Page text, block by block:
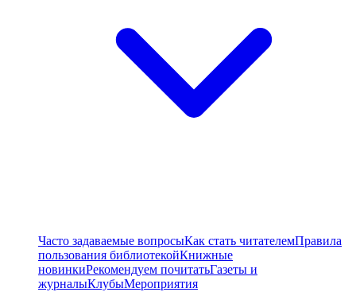
Часто задаваемые вопросыКак стать читателемПравила
пользования библиотекойКнижные
новинкиРекомендуем почитатьГазеты и
журналыКлубыМероприятия